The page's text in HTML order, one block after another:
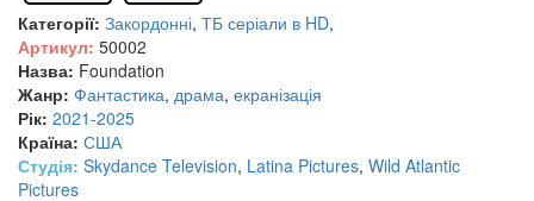
Категорії: Закордонні, ТБ серіали в HD,
Артикул: 50002
Назва: Foundation
Жанр: Фантастика, драма, екранізація
Рік: 2021-2025
Країна: США
Студія: Skydance Television, Latina Pictures, Wild Atlantic
Pictures